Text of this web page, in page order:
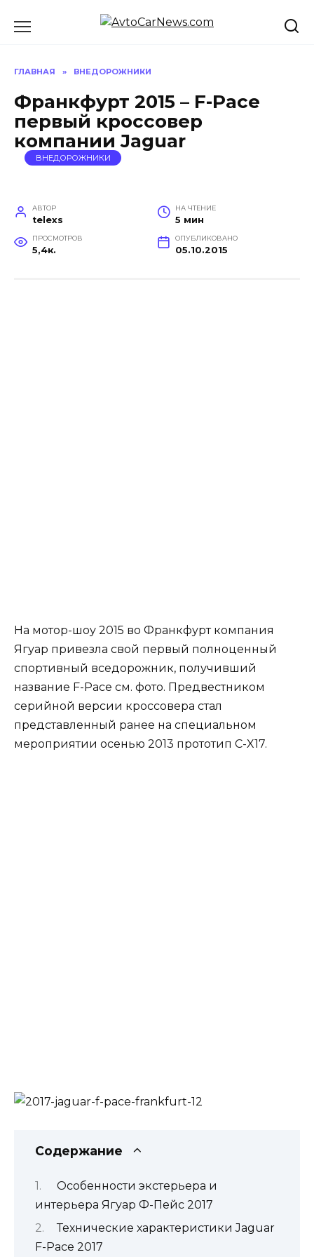
ГЛАВНАЯ » ВНЕДОРОЖНИКИ
Франкфурт 2015 – F-Pace
первый кроссовер
компании Jaguar
ВНЕДОРОЖНИКИ
АВТОР
telexs
НА ЧТЕНИЕ
5 мин
ПРОСМОТРОВ
5,4к.
ОПУБЛИКОВАНО
05.10.2015
На мотор-шоу 2015 во Франкфурт компания
Ягуар привезла свой первый полноценный
спортивный вседорожник, получивший
название F-Pace см. фото. Предвестником
серийной версии кроссовера стал
представленный ранее на специальном
мероприятии осенью 2013 прототип C-X17.
Содержание
Особенности экстерьера и
интерьера Ягуар Ф-Пейс 2017
Технические характеристики Jaguar
F-Pace 2017